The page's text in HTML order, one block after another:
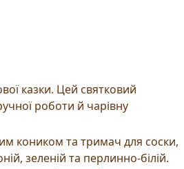
казки. Цей святковий
роботи й чарівну
коником та тримач для соски,
зеленій та перлинно-білій.